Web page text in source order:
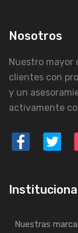
Nosotros
Nuestro mayor
clientes con
y un
activamente
Nuestras